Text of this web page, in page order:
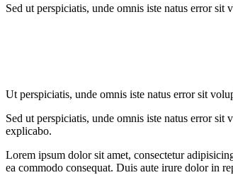
Sed ut perspiciatis, unde omnis iste natus error sit
Ut perspiciatis, unde omnis iste natus error sit
Sed ut perspiciatis, unde omnis iste natus error sit
explicabo.
Lorem ipsum dolor sit amet, consectetur
ea commodo consequat. Duis aute irure dolor in